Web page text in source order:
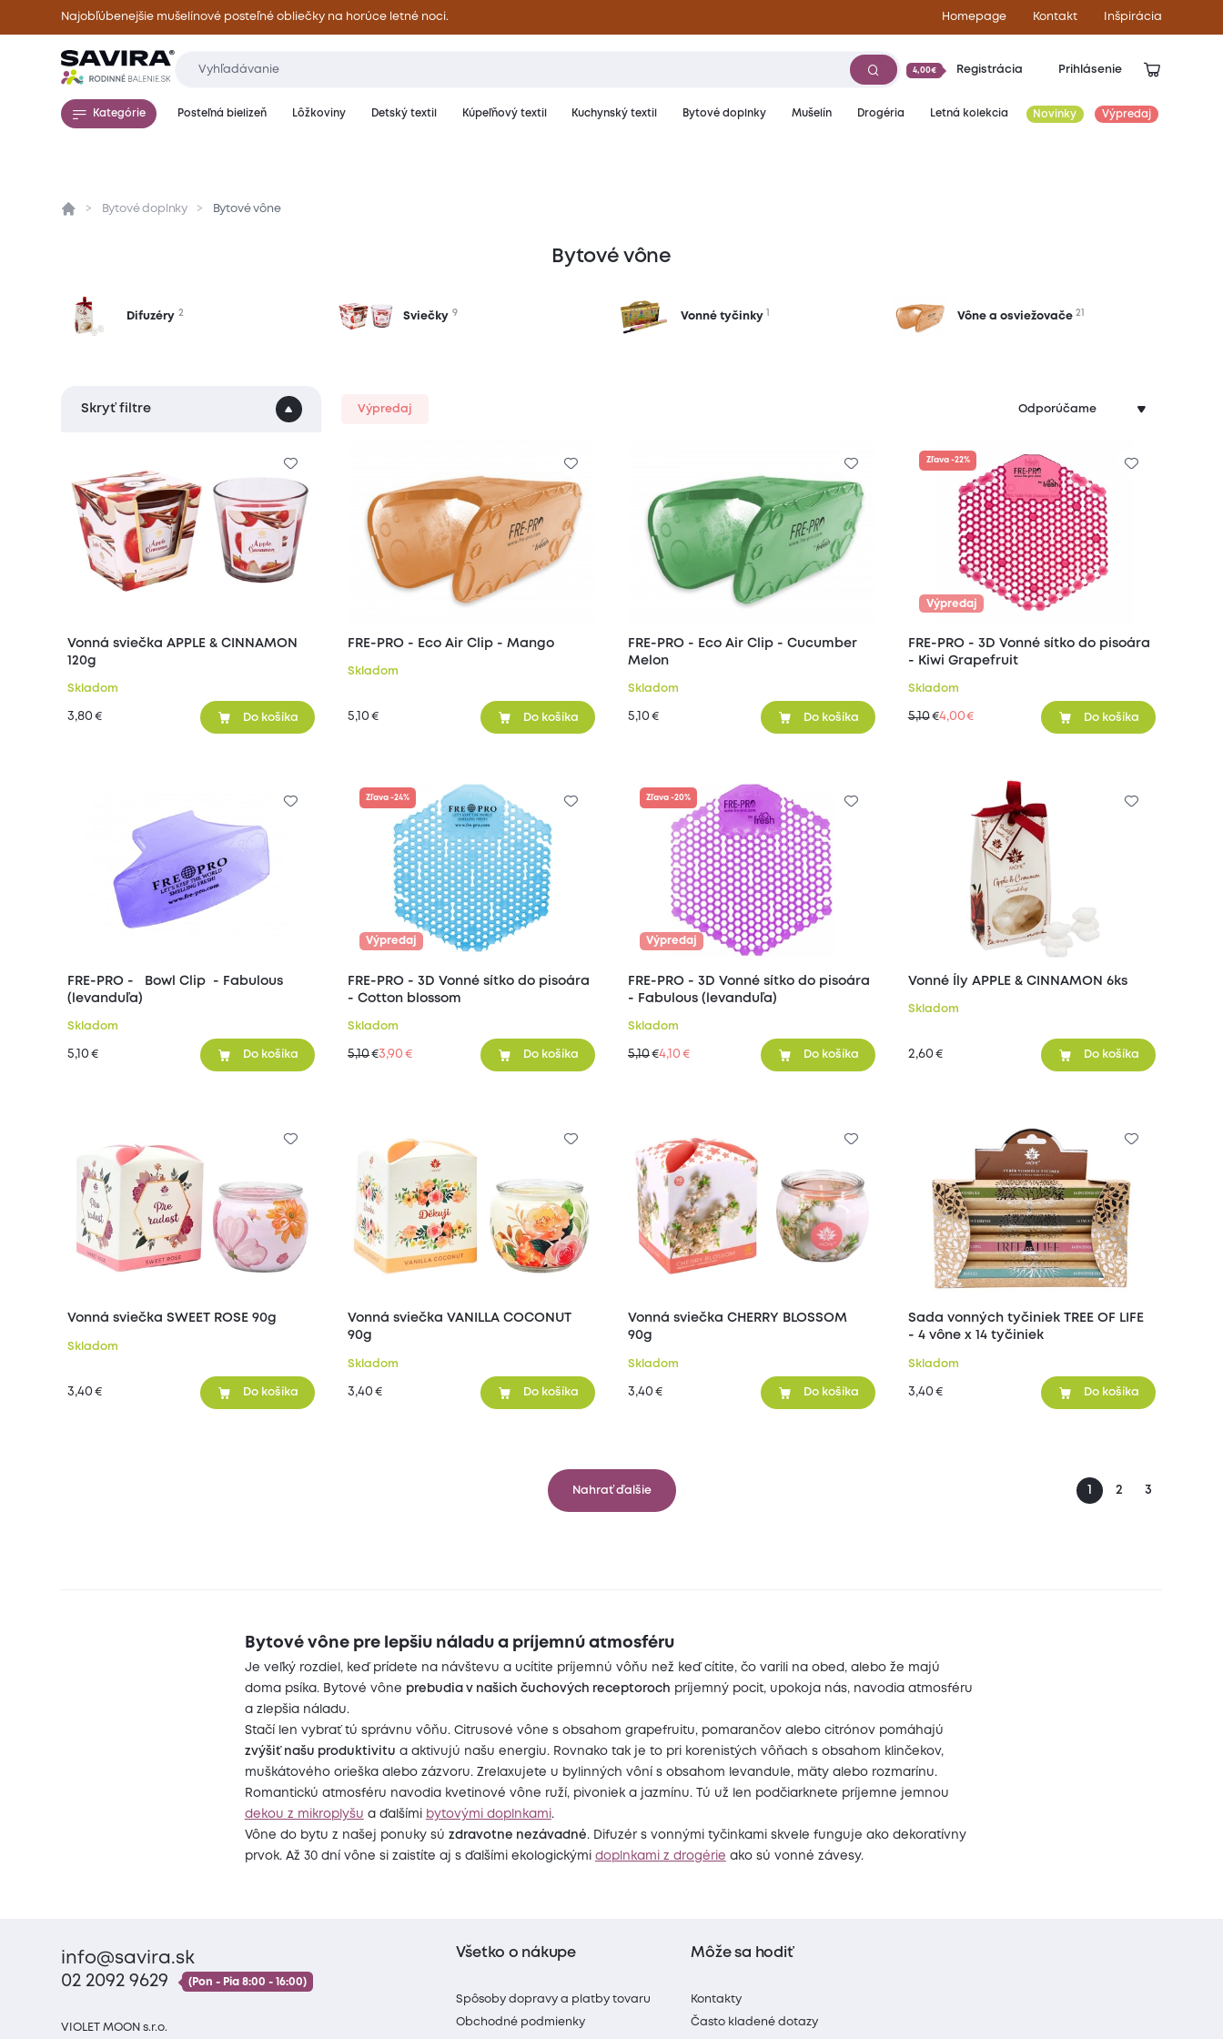
Najobľúbenejšie mušelínové posteľné obliečky na horúce letné noci. Homepage Kontakt Inšpirácia
4,00€ Registrácia Prihlásenie
Kategórie Posteľná bielizeň Lôžkoviny Detský textil Kúpeľňový textil Kuchynský textil Bytové doplnky Mušelín Drogéria Letná kolekcia Novinky Výpredaj
Bytové doplnky Bytové vône
Bytové vône
Difuzéry 2 Sviečky 9 Vonné tyčinky Vône a osviežovače 21
Skryť filtre Výpredaj
Vonná sviečka APPLE & CINNAMON
120g
Skladom
3,80 € Do košíka
FRE-PRO - Eco Air Clip - Mango
Skladom
5,10 € Do košíka
FRE-PRO - Eco Air Clip - Cucumber
Melon
Skladom
5,10 € Do košíka
Výpredaj
FRE-PRO - 3D Vonné sítko do pisoára
- Kiwi Grapefruit
Skladom
Zľava -22%
5,10 €4,00 € Do košíka
FRE-PRO - Bowl Clip - Fabulous
(levanduľa)
Skladom
5,10 € Do košíka
Výpredaj
FRE-PRO - 3D Vonné sítko do pisoára
- Cotton blossom
Skladom
Zľava -24%
5,10€3,90 € Do košíka
Výpredaj
FRE-PRO - 3D Vonné sítko do pisoára
- Fabulous (levanduľa)
Skladom
Zľava -20%
5,10€4,10 € Do košíka
Vonné Íly APPLE & CINNAMON 6ks
Skladom
2,60 € Do košíka
Vonná sviečka SWEET ROSE 90g
Skladom
3,40 € Do košíka
Vonná sviečka VANILLA COCONUT
90g
Skladom
3,40 € Do košíka
Vonná sviečka CHERRY BLOSSOM
90g
Skladom
3,40 € Do košíka
Sada vonných tyčiniek TREE OF LIFE
- 4 vône x 14 tyčiniek
Skladom
3,40 € Do košíka
Nahrať ďalšie 2 3
Bytové vône pre lepšiu náladu a príjemnú atmosféru
Je veľký rozdiel, keď prídete na návštevu a ucítite príjemnú vôňu než keď cítite, čo varili na obed, alebo že majú
doma psíka. Bytové vône prebudia v našich čuchových receptoroch príjemný pocit, upokoja nás, navodia atmosféru
a zlepšia náladu.
Stačí len vybrať tú správnu vôňu. Citrusové vône s obsahom grapefruitu, pomarančov alebo citrónov pomáhajú
zvýšiť našu produktivitu a aktivujú našu energiu. Rovnako tak je to pri korenistých vôňach s obsahom klinčekov,
muškátového orieška alebo zázvoru. Zrelaxujete u bylinných vôní s obsahom levandule, mäty alebo rozmarínu.
Romantickú atmosféru navodia kvetinové vône ruží, pivoniek a jazmínu. Tú už len podčiarknete príjemne jemnou
dekou z mikroplyšu a ďalšími bytovými doplnkami.
Vône do bytu z našej ponuky sú zdravotne nezávadné. Difuzér s vonnými tyčinkami skvele funguje ako dekoratívny
prvok. Až 30 dní vône si zaistíte aj s ďalšími ekologickými doplnkami z drogérie ako sú vonné závesy.
info@savira.sk
02 2092 9629
(Pon - Pia 8:00 - 16:00)
VIOLET MOON s.r.o.
Všetko o nákupe
Spôsoby dopravy a platby tovaru
Obchodné podmienky
Môže sa hodiť
Kontakty
Často kladené dotazy